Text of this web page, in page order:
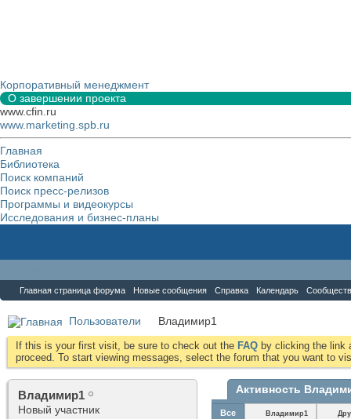
Корпоративный менеджмент
О завершении проекта
www.cfin.ru
www.marketing.spb.ru
Главная
Библиотека
Поиск компаний
Поиск пресс-релизов
Программы и видеокурсы
Исследования и бизнес-планы
Главная страница форума Новые сообщения Справка Календарь
Пользователи Владимир1
If this is your first visit, be sure to check out the FAQ by clicking the link
proceed. To start viewing messages, select the forum that you want to
Владимир1
Новый участник
Активность
Все Владимир1